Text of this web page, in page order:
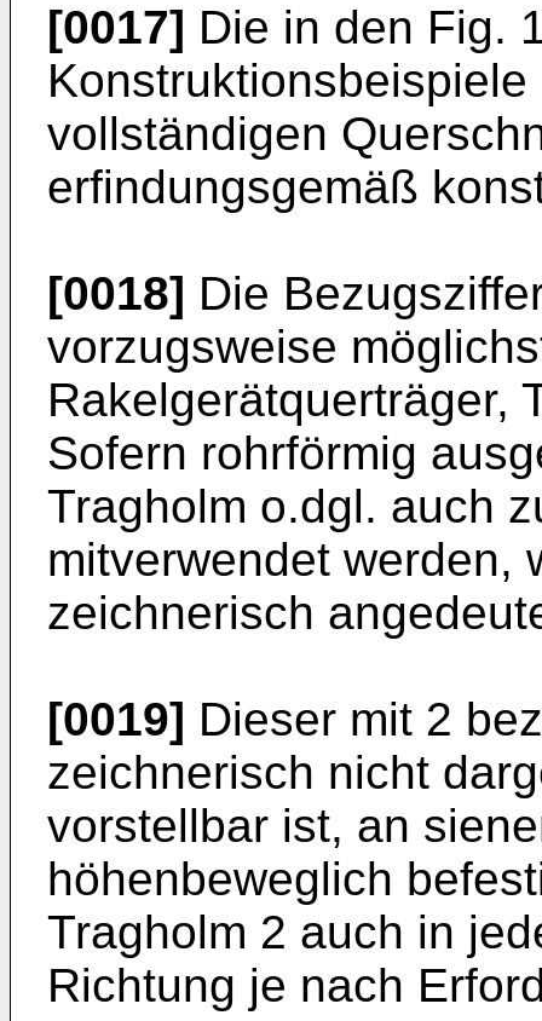
[0017] Die in den Fig.
vollständigen
erfindungsgemäß
[0018] Die
vorzugsweise
Rakelgerätquerträger,
Sofern rohrförmig
Tragholm o.dgl. auch
mitverwendet werden,
zeichnerisch
[0019] Dieser mit 2
zeichnerisch nicht
vorstellbar ist, an
höhenbeweglich
Tragholm 2 auch in
Richtung je nach